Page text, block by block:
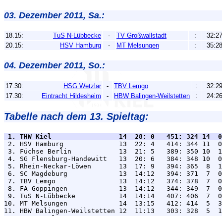
03. Dezember 2011, Sa.:
18.15: TuS N-Lübbecke - TV Großwallstadt :
32:27
20.15:
HSV Hamburg - MT Melsungen : 35:28
04. Dezember 2011, So.:
17.30: HSG Wetzlar - TBV Lemgo :
32:29
17.30:
Eintracht Hildesheim - HBW Balingen-Weilstetten : 24:26
Tabelle nach dem 13. Spieltag:
1. THW Kiel                 14  28: 0   451: 324 14
2. HSV Hamburg              13  22: 4   414: 344 11
3. Füchse Berlin            13  21: 5   389: 350 10
4. SG Flensburg-Handewitt   13  20: 6   384: 348 10
5. Rhein-Neckar-Löwen       13  17: 9   394: 365  8
6. SC Magdeburg             13  14:12   394: 371  7
7. TBV Lemgo                13  14:12   374: 378  7
8. FA Göppingen             13  14:12   344: 349  7
9. TuS N-Lübbecke           14  14:14   407: 406  7
10. MT Melsungen             14  13:15   412: 414  5
11. HBW Balingen-Weilstetten 12  11:13   303: 328  5